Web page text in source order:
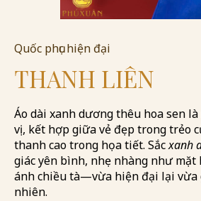
Quốc phục hiện đại
THANH LIÊN
Áo dài xanh dương thêu hoa sen
vị, kết hợp giữa vẻ đẹp trong trẻo
thanh cao trong họa tiết. Sắcxanh
giác yên bình, nhẹ nhàng như
ánh chiều tà—vừa hiện đại lại vừa
nhiên.